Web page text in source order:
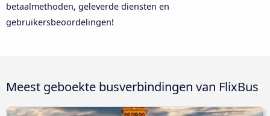
betaalmethoden, geleverde diensten en
gebruikersbeoordelingen!
Meest geboekte busverbindingen van FlixBus